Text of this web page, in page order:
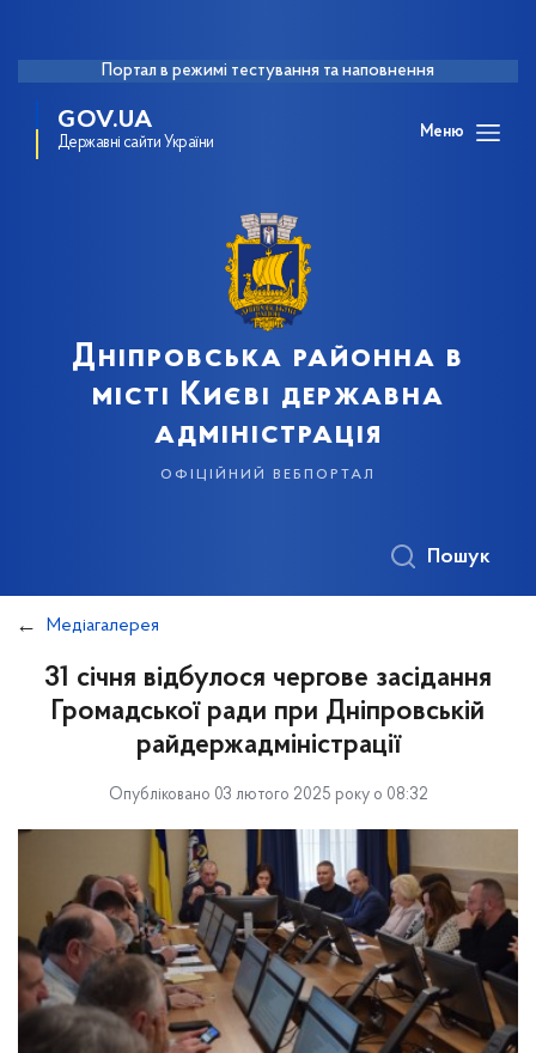
Портал в режимі тестування та наповнення
GOV.UA
Державні сайти України
Меню
Дніпровська районна в
місті Києві державна
адміністрація
офіційний вебпортал
Пошук
Медіагалерея
31 січня відбулося чергове засідання
Громадської ради при Дніпровській
райдержадміністрації
Опубліковано 03 лютого 2025 року о 08:32